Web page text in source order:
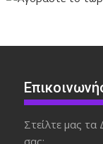
Στείλτε μας τα
σας: